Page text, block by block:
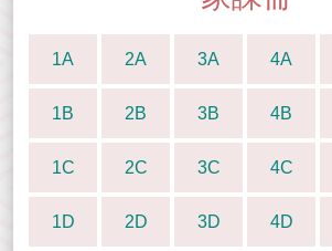
1A 2A 3A 4A
1B 2B 3B 4B
1C 2C 3C 4C
1D 2D 3D 4D